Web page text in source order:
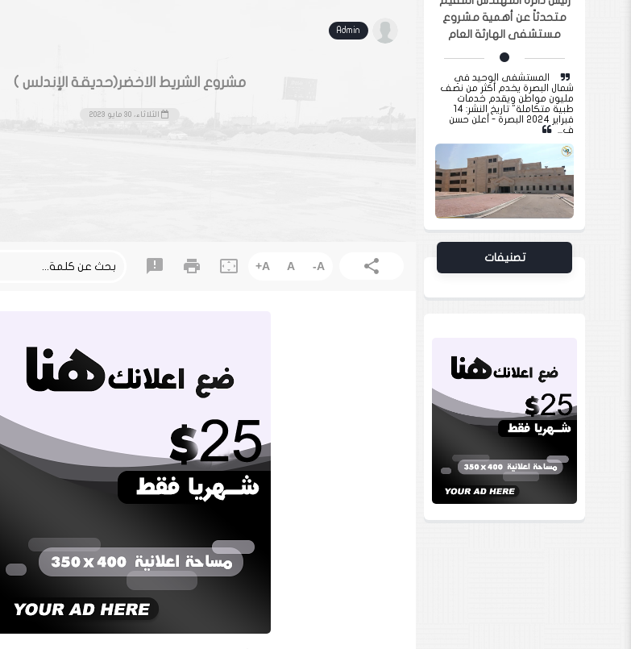
Admin
مشروع الشريط الاخضر(حديقة الإندلس )
الثلاثاء، 30 مايو 2023
share
A
-
A
A
+
settings_overscan
print
announcement
متحدثاً عن أهمية مشروع
مستشفى الهارثة العام
المستشفى الوحيد في
شمال البصرة يخدم أكثر من نصف
مليون مواطن ويقدم خدمات
طبية متكاملة" تاريخ النشر: 14
فبراير 2024 البصرة - أعلن حسن
ف...
تصنيفات